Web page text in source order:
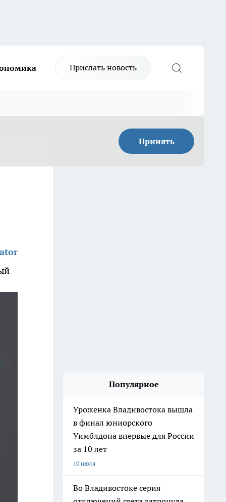
Прислать новость
Принять
Популярное
Уроженка Владивостока вышла
в финал юниорского
Уимблдона впервые для России
за 10 лет
10 июля
Во Владивостоке серия